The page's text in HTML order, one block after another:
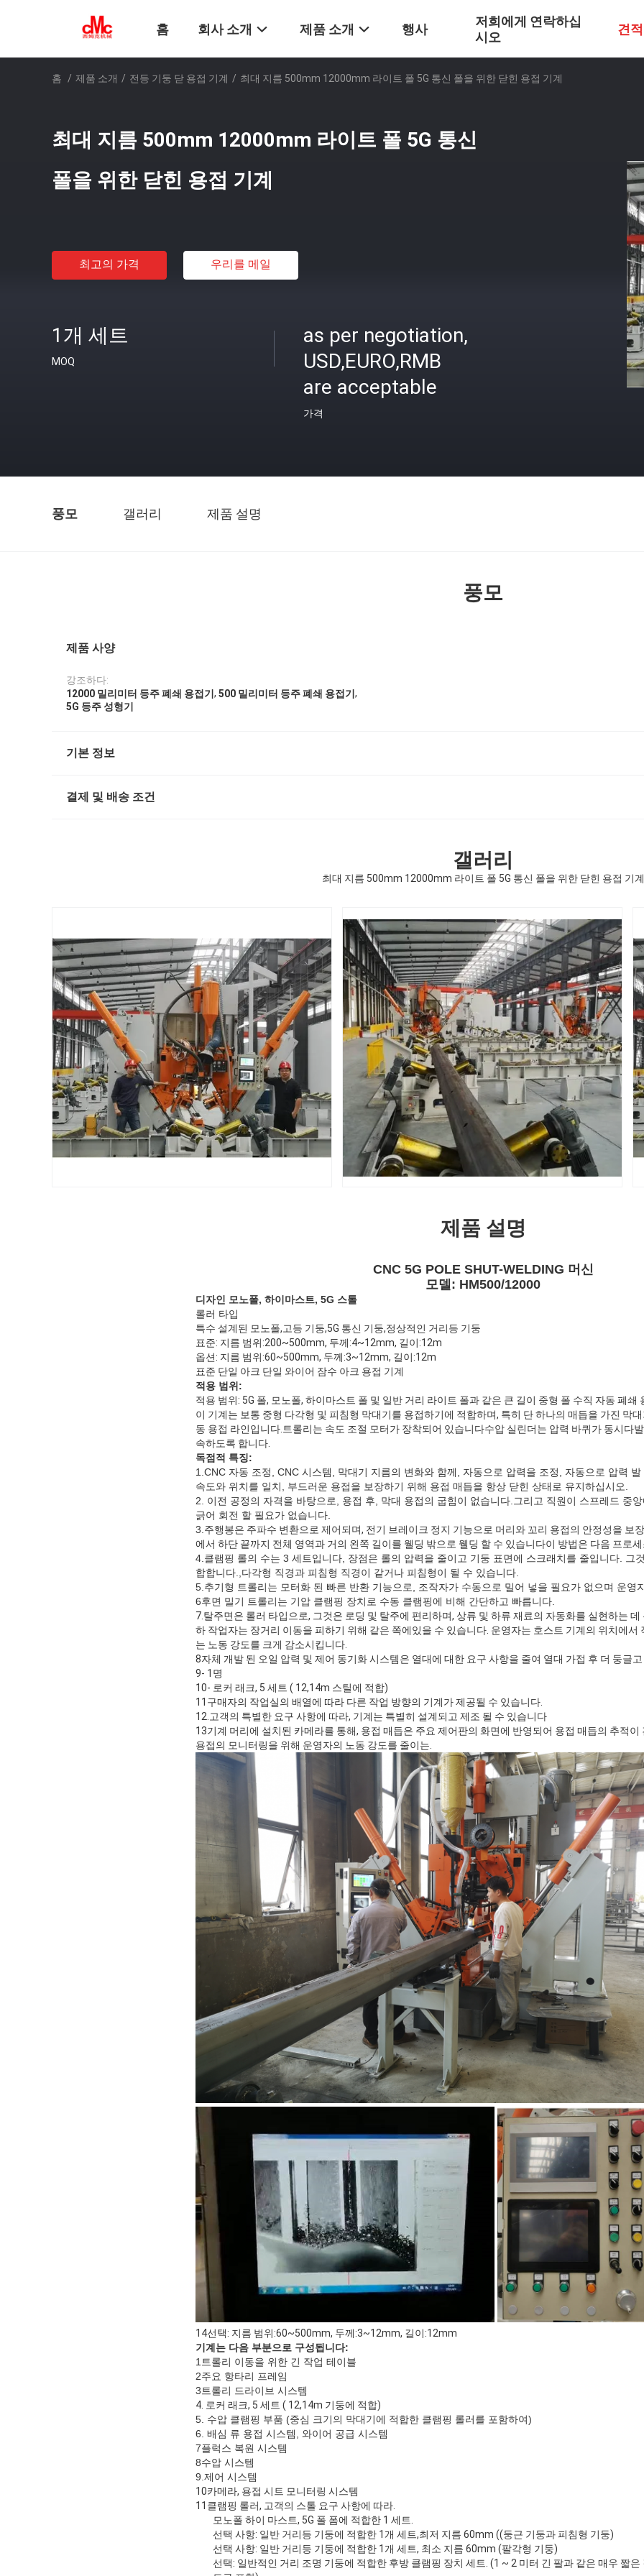
홈 회사 소개 제품 소개 행사
저희에게 연락하십
시오
견
홈 / 제품 소개 / 전등 기둥 닫 용접 기계 / 최대 지름 500mm 12000mm 라이트 폴 5G 통신 폴을 위한 닫힌 용접 기계
최대 지름 500mm 12000mm 라이트 폴 5G 통신
폴을 위한 닫힌 용접 기계
최고의 가격 우리를 메일
1개 세트
MOQ
as per negotiation,
USD,EURO,RMB
are acceptable
가격
풍모 갤러리 제품 설명
풍모
제품 사양
강조하다:
12000 밀리미터 등주 폐쇄 용접기, 500 밀리미터 등주 폐쇄 용접기,
5G 등주 성형기
기본 정보
결제 및 배송 조건
갤러리
최대 지름 500mm 12000mm 라이트 폴 5G 통신 폴을 위한 닫힌 용접 기계
제품 설명
CNC 5G POLE SHUT-WELDING 머신
모델: HM500/12000
디자인
모노폴, 하이마스트, 5G 스톨
롤러 타입
특수 설계된 모노폴,고등 기둥,5G 통신 기둥,정상적인 거리등 기둥
표준: 지름 범위:200~500mm, 두께:4~12mm, 길이:12m
옵션: 지름 범위:60~500mm, 두께:3~12mm, 길이:12m
표준 단일 아크 단일 와이어 잠수 아크 용접 기계
적용 범위:
적용 범위: 5G 폴, 모노폴, 하이마스트 폴 및 일반 거리 라이트 폴과 같은 큰 길이 중형 폴 수직 자동 폐쇄
이 기계는 보통 중형 다각형 및 피침형 막대기를 용접하기에 적합하며, 특히 단 하나의 매듭을 가진 막
동 용접 라인입니다.트롤리는 속도 조절 모터가 장착되어 있습니다수압 실린더는 압력 바퀴가 동시다
속하도록 합니다.
독점적 특징:
1.CNC 자동 조정, CNC 시스템, 막대기 지름의 변화와 함께, 자동으로 압력을 조정, 자동으로 압력
속도와 위치를 일치, 부드러운 용접을 보장하기 위해 용접 매듭을 항상 닫힌 상태로 유지하십시오.
2. 이전 공정의 자격을 바탕으로, 용접 후, 막대 용접의 굽힘이 없습니다.그리고 직원이 스프레드 중
긁어 회전 할 필요가 없습니다.
3. 주행봉은 주파수 변환으로 제어되며, 전기 브레이크 정지 기능으로 머리와 꼬리 용접의 안정성을 보
에서 하단 끝까지 전체 영역과 거의 왼쪽 길이를 웰딩 밖으로 웰딩 할 수 있습니다이 방법은 다음 프로
4.클램핑 롤의 수는 3 세트입니다, 장점은 롤의 압력을 줄이고 기둥 표면에 스크래치를 줄입니다. 그
합합니다.,다각형 직경과 피침형 직경이 같거나 피침형이 될 수 있습니다.
5.추기형 트롤리는 모터화 된 빠른 반환 기능으로, 조작자가 수동으로 밀어 넣을 필요가 없으며 운영
6후면 밀기 트롤리는 기압 클램핑 장치로 수동 클램핑에 비해 간단하고 빠릅니다.
7.탈주면은 롤러 타입으로, 그것은 로딩 및 탈주에 편리하며, 상류 및 하류 재료의 자동화를 실현하는
하 작업자는 장거리 이동을 피하기 위해 같은 쪽에있을 수 있습니다. 운영자는 호스트 기계의 위치에서
는 노동 강도를 크게 감소시킵니다.
8자체 개발 된 오일 압력 및 제어 동기화 시스템은 열대에 대한 요구 사항을 줄여 열대 가접 후 더 둥글
9- 1명
10- 로커 래크, 5 세트 ( 12,14m 스틸에 적합)
11구매자의 작업실의 배열에 따라 다른 작업 방향의 기계가 제공될 수 있습니다.
12.고객의 특별한 요구 사항에 따라, 기계는 특별히 설계되고 제조 될 수 있습니다
13기계 머리에 설치된 카메라를 통해, 용접 매듭은 주요 제어판의 화면에 반영되어 용접 매듭의 추적
용접의 모니터링을 위해 운영자의 노동 강도를 줄이는.
14선택: 지름 범위:60~500mm, 두께:3~12mm, 길이:12mm
기계는 다음 부분으로 구성됩니다:
1트롤리 이동을 위한 긴 작업 테이블
2주요 항타리 프레임
3트롤리 드라이브 시스템
4. 로커 래크, 5 세트 ( 12,14m 기둥에 적합)
5. 수압 클램핑 부품 (중심 크기의 막대기에 적합한 클램핑 롤러를 포함하여)
6. 배심 류 용접 시스템, 와이어 공급 시스템
7플럭스 복원 시스템
8수압 시스템
9.제어 시스템
10카메라, 용접 시트 모니터링 시스템
11클램핑 롤러, 고객의 스톨 요구 사항에 따라.
모노폴 하이 마스트, 5G 폴 폼에 적합한 1 세트.
선택 사항: 일반 거리등 기둥에 적합한 1개 세트,최저 지름 60mm ((둥근 기둥과 피침형 기둥)
선택 사항: 일반 거리등 기둥에 적합한 1개 세트, 최소 지름 60mm (팔각형 기둥)
선택: 일반적인 거리 조명 기둥에 적합한 후방 클램핑 장치 세트. (1 ~ 2 미터 긴 팔과 같은 매우 짧